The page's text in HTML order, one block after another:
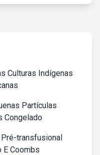
Culturas Indígenas
Partículas
Congelado
transfusional
E Coombs